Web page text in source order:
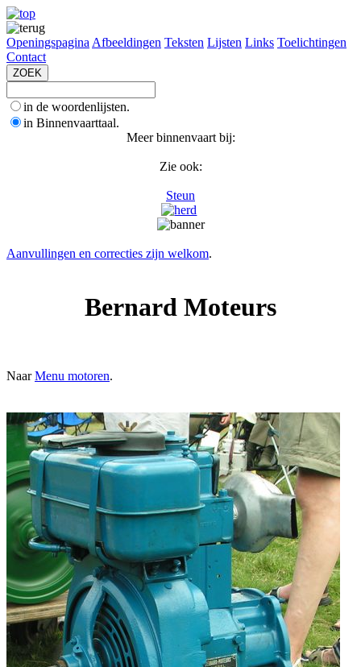
Openingspagina Afbeeldingen Teksten Lijsten Links Toelichtingen
Contact
in de woordenlijsten.
in Binnenvaarttaal.
Meer binnenvaart bij:
Zie ook:
Steun
Aanvullingen en correcties zijn welkom.
Bernard Moteurs
NaarMenu motoren.